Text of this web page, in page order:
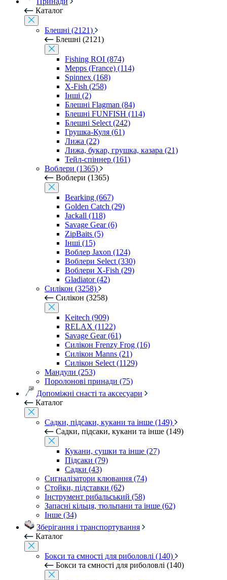
Каталог
Блешні (2121)
Блешні (2121)
Fishing ROI (874)
Mepps (France) (114)
Spinnex (168)
X-Fish (258)
Інші (2)
Блешні Flagman (84)
Блешні FUNFISH (114)
Блешні Select (242)
Грушка-Куля (61)
Лижа (22)
Лижа, букар, грушка, казара (21)
Тейл-спіннер (161)
Воблери (1365)
Воблери (1365)
Bearking (667)
Golden Catch (29)
Jackall (118)
Savage Gear (6)
ZipBaits (5)
Інші (15)
Воблер Jaxon (124)
Воблери Select (330)
Воблери X-Fish (29)
Gladiator (42)
Силікон (3258)
Силікон (3258)
Keitech (909)
RELAX (1122)
Savage Gear (61)
Силікон Frenzy Frog (16)
Силікон Manns (21)
Силікон Select (1129)
Мандули (253)
Поролонові принади (75)
Допоміжні снасті та аксесуари
Каталог
Садки, підсаки, кукани та інше (149)
Садки, підсаки, кукани та інше (149)
Кукани, сушки та інше (27)
Підсаки (79)
Садки (43)
Сигналізатори клювання (74)
Стойки, підставки (62)
Інструмент рибальський (58)
Запасні кільця, тюльпани та інше (62)
Інше (34)
Зберігання і транспортування
Каталог
Бокси та ємності для риболовлі (140)
Бокси та ємності для риболовлі (140)